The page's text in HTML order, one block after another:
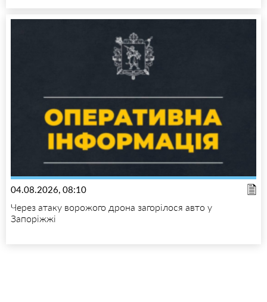
04.08.2026, 08:10
Через атаку ворожого дрона загорілося авто у
Запоріжжі